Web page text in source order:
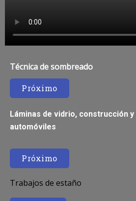
Técnica de sombreado
Próximo
Láminas de vidrio, construcción
automóviles
Próximo
Trabajos de estaño